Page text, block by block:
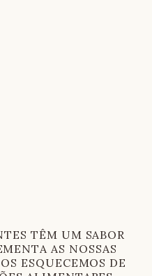
TÊM UM SABOR
AS NOSSAS
ESQUECEMOS DE